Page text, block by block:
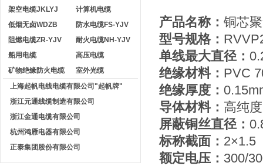
架空电缆JKLYJ
计算机电缆
低烟无卤WDZB
防水电缆FS-YJV
阻燃电缆ZR-YJV
耐火电缆NH-YJV
船用电缆
高压电缆
矿物绝缘防火电缆
室外光缆
上海起帆电线电缆有限公司"起帆牌"
浙江元通线缆制造有限公司
浙江金通电缆有限公司
杭州鸿雁电器有限公司
正泰集团股份有限公司
产品名称： 铜芯
型号规格：
单线最大直径：
绝缘材料： PVC
绝缘厚度：
导体材料： 高纯
屏蔽铜丝直径：
标称截面： 2×1.5
额定电压： 300/